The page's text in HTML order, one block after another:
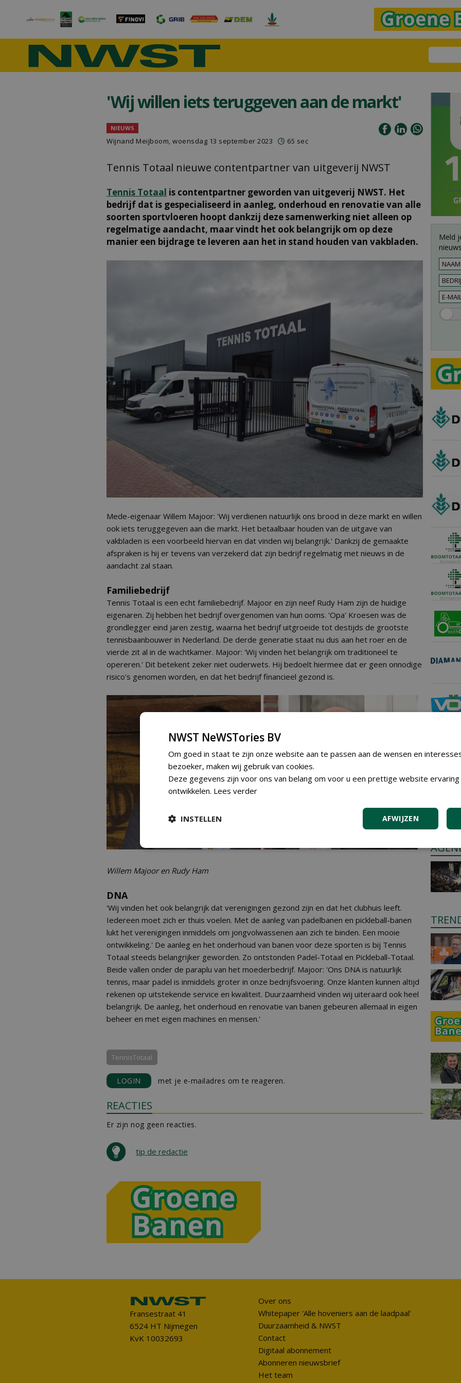
'Wij willen iets teruggeven aan de markt'
NIEUWS
Wijnand Meijboom, woensdag 13 september 2023 65 sec
Tennis Totaal nieuwe contentpartner van uitgeverij NWST
Tennis Totaal is contentpartner geworden van uitgeverij NWST. Het
bedrijf dat is gespecialiseerd in aanleg, onderhoud en renovatie van alle
soorten sportvloeren hoopt dankzij deze samenwerking niet alleen op
regelmatige aandacht, maar vindt het ook belangrijk om op deze
manier een bijdrage te leveren aan het in stand houden van vakbladen.
Mede-eigenaar Willem Majoor: 'Wij verdienen natuurlijk ons brood in deze markt en willen
ook iets teruggegeven aan die markt. Het betaalbaar houden van de uitgave van
vakbladen is een voorbeeld hiervan en dat vinden wij belangrijk.' Dankzij de gemaakte
afspraken is hij er tevens van verzekerd dat zijn bedrijf regelmatig met nieuws in de
aandacht zal staan.
Familiebedrijf
Tennis Totaal is een echt familiebedrijf. Majoor en zijn neef Rudy Ham zijn de huidige
eigenaren. Zij hebben het bedrijf overgenomen van hun ooms. 'Opa' Kroesen was de
grondlegger eind jaren zestig, waarna het bedrijf uitgroeide tot destijds de grootste
tennisbaanbouwer in Nederland. De derde generatie staat nu dus aan het roer en de
vierde zit al in de wachtkamer. Majoor: 'Wij vinden het belangrijk om traditioneel te
opereren.' Dit betekent zeker niet ouderwets. Hij bedoelt hiermee dat er geen onnodige
risico's genomen worden, en dat het bedrijf financieel gezond is.
Willem Majoor en Rudy Ham
DNA
'Wij vinden het ook belangrijk dat verenigingen gezond zijn en dat het clubhuis leeft.
Iedereen moet zich er thuis voelen. Met de aanleg van padelbanen en pickleball-banen
lukt het verenigingen inmiddels om jongvolwassenen aan zich te binden. Een mooie
ontwikkeling.' De aanleg en het onderhoud van banen voor deze sporten is bij Tennis
Totaal steeds belangrijker geworden. Zo ontstonden Padel-Totaal en Pickleball-Totaal.
Beide vallen onder de paraplu van het moederbedrijf. Majoor: 'Ons DNA is natuurlijk
tennis, maar padel is inmiddels groter in onze bedrijfsvoering. Onze klanten kunnen altijd
rekenen op uitstekende service en kwaliteit. Duurzaamheid vinden wij uiteraard ook heel
belangrijk. De aanleg, het onderhoud en renovatie van banen gebeuren allemaal in eigen
beheer en met eigen machines en mensen.'
TennisTotaal
LOGIN met je e-mailadres om te reageren.
REACTIES
Er zijn nog geen reacties.
tip de redactie
Meld
Plaats
Fransestraat 41
6524 HT Nijmegen
KvK 10032693
Over ons
Whitepaper 'Alle hoveniers aan de laadpaal'
Duurzaamheid & NWST
Contact
Digitaal abonnement
Abonneren nieuwsbrief
Het team
NWST NeWSTories BV
Om goed in staat te zijn onze website aan te passen aan de wensen en
bezoeker, maken wij gebruik van cookies.
Deze gegevens zijn voor ons van belang om voor u een prettige website ervaring
ontwikkelen. Lees verder
AFWIJZEN
INSTELLEN